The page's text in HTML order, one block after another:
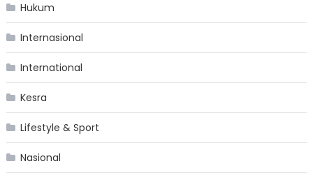
Hukum
Internasional
International
Kesra
Lifestyle & Sport
Nasional